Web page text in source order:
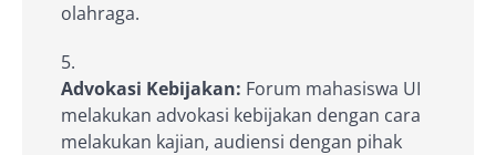
olahraga.
Advokasi Kebijakan: Forum mahasiswa UI
melakukan advokasi kebijakan dengan cara
melakukan kajian, audiensi dengan pihak